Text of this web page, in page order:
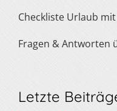
Checkliste Urlaub
Fragen & Antworten
Letzte